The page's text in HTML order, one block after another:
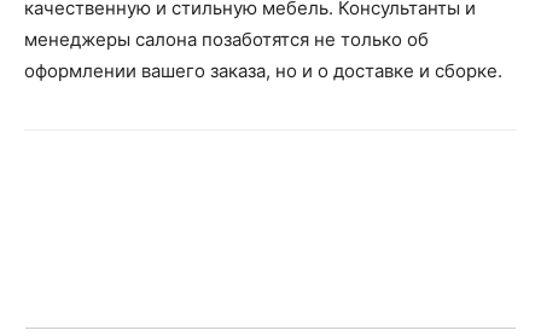
качественную и стильную мебель. Консультанты и
менеджеры салона позаботятся не только об
оформлении вашего заказа, но и о доставке и сборке.